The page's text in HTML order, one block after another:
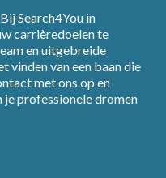
Search4You in
carrièredoelen te
en uitgebreide
vinden van een baan die
met ons op en
je professionele dromen